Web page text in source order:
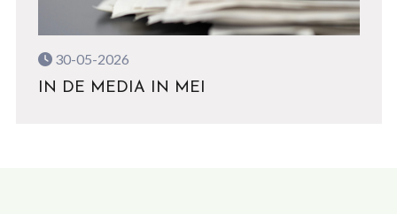
30-05-2026
IN DE MEDIA IN MEI